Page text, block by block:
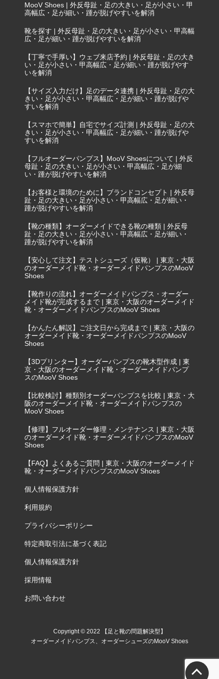
MooV Shoes | 外反母趾・足の大きい・足が小さい・甲
高幅広・足が細い・踵が脱げやすいを解消
靴を探す | 外反母趾・足の大きい・足が小さい・甲高幅
広・足が細い・踵が脱げやすいを解消
【丁寧で手厚い】ウェブ来店予約 | 外反母趾・足の大き
い・足が小さい・甲高幅広・足が細い・踵が脱げやす
いを解消
【サイズ入力だけ】足のデータ連携 | 外反母趾・足の大
きい・足が小さい・甲高幅広・足が細い・踵が脱げや
すいを解消
【スマホで簡単】自宅でサイズ計測 | 外反母趾・足の大
きい・足が小さい・甲高幅広・足が細い・踵が脱げや
すいを解消
【フルオーダーパンプス】MooV Shoesについて | 外反
母趾・足の大きい・足が小さい・甲高幅広・足が細
い・踵が脱げやすいを解消
【お客様と環境のために】ブランドコンセプト | 外反母
趾・足の大きい・足が小さい・甲高幅広・足が細い・
踵が脱げやすいを解消
【靴の種類】オーダーメイドできる靴の種類 | 外反母
趾・足の大きい・足が小さい・甲高幅広・足が細い・
踵が脱げやすいを解消
【安心して注文】テストシューズ（仮靴） | 東京・大阪
のオーダーメイド靴・オーダーメイドパンプスのMooV
Shoes
【靴作りの流れ】オーダーメイドパンプス・オーダー
メイド靴が完成するまで | 東京・大阪のオーダーメイド
靴・オーダーメイドパンプスのMooV Shoes
【かんたん解説】ご注文日から完成まで | 東京・大阪の
オーダーメイド靴・オーダーメイドパンプスのMooV
Shoes
【3Dプリンター】オーダーパンプスの靴木型作成 | 東
京・大阪のオーダーメイド靴・オーダーメイドパンプ
スのMooV Shoes
【比較検討】種類別オーダーパンプスを比較 | 東京・大
阪のオーダーメイド靴・オーダーメイドパンプスの
MooV Shoes
【修理】フルオーダー修理・メンテナンス | 東京・大阪
のオーダーメイド靴・オーダーメイドパンプスのMooV
Shoes
【FAQ】よくあるご質問 | 東京・大阪のオーダーメイド
靴・オーダーメイドパンプスのMooV Shoes
個人情報保護方針
利用規約
プライバシーポリシー
特定商取引法に基づく表記
個人情報保護方針
採用情報
お問い合わせ
Copyright © 2022 【足と靴の問題解決型】
オーダーメイドパンプス、オーダーシューズのMooV Shoes